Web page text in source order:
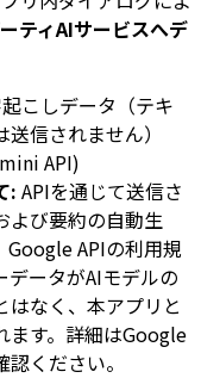
ティAIサービスへデ
こしデータ（テキ
信されません）
API)
: APIを通じて送信さ
よび要約の自動生
Google APIの利用規
ータがAIモデルの
なく、本アプリと
ます。詳細はGoogle
ください。